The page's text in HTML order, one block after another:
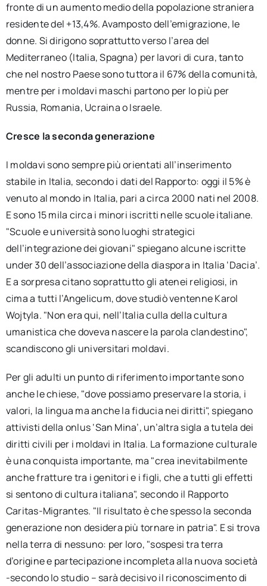
fronte di un aumento medio della popolazione straniera
residente del +13,4%. Avamposto dell’emigrazione, le
donne. Si dirigono soprattutto verso l’area del
Mediterraneo (Italia, Spagna) per lavori di cura, tanto
che nel nostro Paese sono tuttora il 67% della comunità,
mentre per i moldavi maschi partono per lo più per
Russia, Romania, Ucraina o Israele.
Cresce la seconda generazione
I moldavi sono sempre più orientati all’inserimento
stabile in Italia, secondo i dati del Rapporto: oggi il 5% è
venuto al mondo in Italia, pari a circa 2000 nati nel 2008.
E sono 15 mila circa i minori iscritti nelle scuole italiane.
"Scuole e università sono luoghi strategici
dell’integrazione dei giovani" spiegano alcune iscritte
under 30 dell’associazione della diaspora in Italia ‘Dacia’.
E a sorpresa citano soprattutto gli atenei religiosi, in
cima a tutti l’Angelicum, dove studiò ventenne Karol
Wojtyla. "Non era qui, nell’Italia culla della cultura
umanistica che doveva nascere la parola clandestino",
scandiscono gli universitari moldavi.
Per gli adulti un punto di riferimento importante sono
anche le chiese, "dove possiamo preservare la storia, i
valori, la lingua ma anche la fiducia nei diritti", spiegano
attivisti della onlus ‘San Mina’, un’altra sigla a tutela dei
diritti civili per i moldavi in Italia. La formazione culturale
è una conquista importante, ma "crea inevitabilmente
anche fratture tra i genitori e i figli, che a tutti gli effetti
si sentono di cultura italiana", secondo il Rapporto
Caritas-Migrantes. "Il risultato è che spesso la seconda
generazione non desidera più tornare in patria". E si trova
nella terra di nessuno: per loro, "sospesi tra terra
d’origine e partecipazione incompleta alla nuova società
-secondo lo studio – sarà decisivo il riconoscimento di